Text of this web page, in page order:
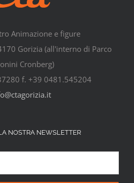
Animazione e figure
Gorizia (all'interno di Parco
Cronberg)
f. +39 0481.545204
NOSTRA NEWSLETTER